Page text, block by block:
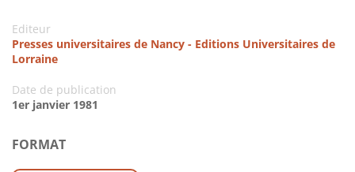
Editeur
Presses universitaires de Nancy - Editions Universitaires de
Lorraine
Date de publication
1er janvier 1981
FORMAT